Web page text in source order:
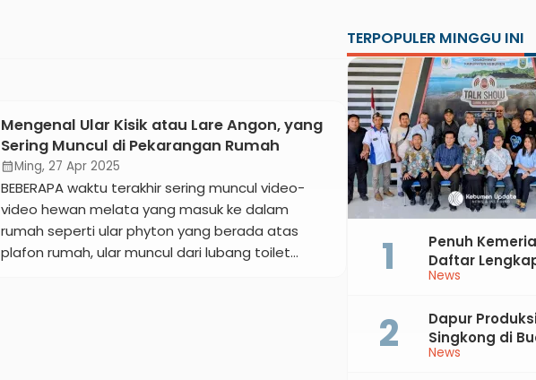
Mengenal Ular Kisik atau Lare Angon, yang
Sering Muncul di Pekarangan Rumah
calendar_monthMing, 27 Apr 2025
BEBERAPA waktu terakhir sering muncul video-
video hewan melata yang masuk ke dalam
rumah seperti ular phyton yang berada atas
plafon rumah, ular muncul dari lubang toilet
TERPOPULER MINGGU INI
News
Penuh
Daftar
Peringatan HUT
Kabupaten
News
Dapur
Singkong di
Terbakar,